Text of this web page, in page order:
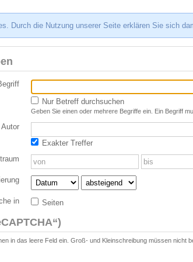
Durch die Nutzung unserer Seite erklären Sie sich
Nur Betreff durchsuchen
Geben Sie einen oder mehrere Begriffe ein. Ein Begriff
Exakter Treffer
in Seiten
in das leere Feld ein. Groß- und Kleinschreibung müssen